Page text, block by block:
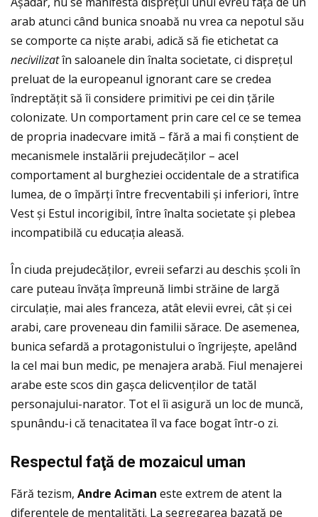
arab atunci când bunica snoabă nu vrea ca nepotul său
se comporte ca niște arabi, adică să fie etichetat ca
necivilizatîn saloanele din înalta societate, ci dispreţul
preluat de la europeanul ignorant care se credea
îndreptăţit să îi considere primitivi pe cei din ţările
colonizate. Un comportament prin care cel ce se temea
de propria inadecvare imită – fără a mai fi conștient de
mecanismele instalării prejudecăţilor – acel
comportament al burgheziei occidentale de a stratifica
lumea, de o împărţi între frecventabili și inferiori, între
Vest și Estul incorigibil, între înalta societate și plebea
incompatibilă cu educaţia aleasă.
În ciuda prejudecăţilor, evreii sefarzi au deschis școli în
care puteau învăţa împreună limbi străine de largă
circulaţie, mai ales franceza, atât elevii evrei, cât și cei
arabi, care proveneau din familii sărace. De asemenea,
bunica sefardă a protagonistului o îngrijește, apelând
la cel mai bun medic, pe menajera arabă. Fiul menajerei
arabe este scos din gașca delicvenţilor de tatăl
personajului-narator. Tot el îi asigură un loc de muncă,
spunându-i că tenacitatea îl va face bogat într-o zi.
Respectul faţă de mozaicul uman
Fără tezism, Andre Aciman este extrem de atent la
diferenţele de mentalităţi. La segregarea bazată pe